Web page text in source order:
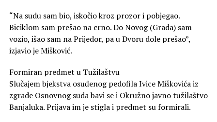
“Na sudu sam bio, iskočio kroz prozor i pobjegao.
Biciklom sam prešao na crno. Do Novog (Grada) sam
vozio, išao sam na Prijedor, pa u Dvoru dole prešao”,
izjavio je Mišković.
Formiran predmet u Tužilaštvu
Slučajem bjekstva osuđenog pedofila Ivice Miškovića iz
zgrade Osnovnog suda bavi se i Okružno javno tužilaštvo
Banjaluka. Prijava im je stigla i predmet su formirali.